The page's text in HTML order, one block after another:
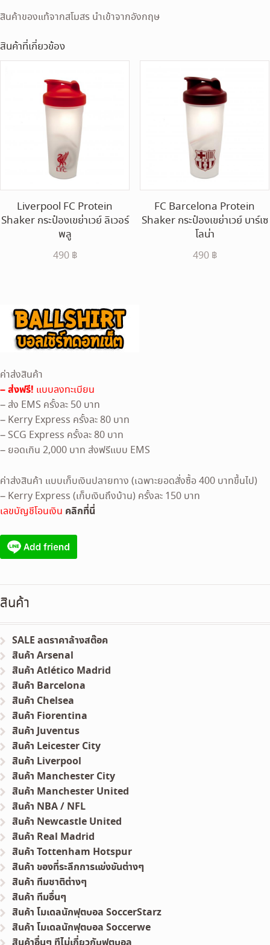
สินค้าของแท้จากสโมสร นำเข้าจากอังกฤษ
สินค้าที่เกี่ยวข้อง
Liverpool FC Protein
Shaker กระป๋องเขย่าเวย์ ลิเวอร์
พลู
490 ฿
FC Barcelona Protein
Shaker กระป๋องเขย่าเวย์ บาร์เซ
โลน่า
490 ฿
ค่าส่งสินค้า
– ส่งฟรี! แบบลงทะเบียน
– ส่ง EMS ครั้งละ 50 บาท
– Kerry Express ครั้งละ 80 บาท
– SCG Express ครั้งละ 80 บาท
– ยอดเกิน 2,000 บาท ส่งฟรีแบบ EMS
ค่าส่งสินค้า แบบเก็บเงินปลายทาง (เฉพาะยอดสั่งซื้อ 400 บาทขึ้นไป)
– Kerry Express (เก็บเงินถึงบ้าน) ครั้งละ 150 บาท
เลขบัญชีโอนเงิน คลิกที่นี่
สินค้า
SALE ลดราคาล้างสต๊อค
สินค้า Arsenal
สินค้า Atlético Madrid
สินค้า Barcelona
สินค้า Chelsea
สินค้า Fiorentina
สินค้า Juventus
สินค้า Leicester City
สินค้า Liverpool
สินค้า Manchester City
สินค้า Manchester United
สินค้า NBA / NFL
สินค้า Newcastle United
สินค้า Real Madrid
สินค้า Tottenham Hotspur
สินค้า ของที่ระลึกการแข่งขันต่างๆ
สินค้า ทีมชาติต่างๆ
สินค้า ทีมอื่นๆ
สินค้า โมเดลนักฟุตบอล SoccerStarz
สินค้า โมเดลนักฟุตบอล Soccerwe